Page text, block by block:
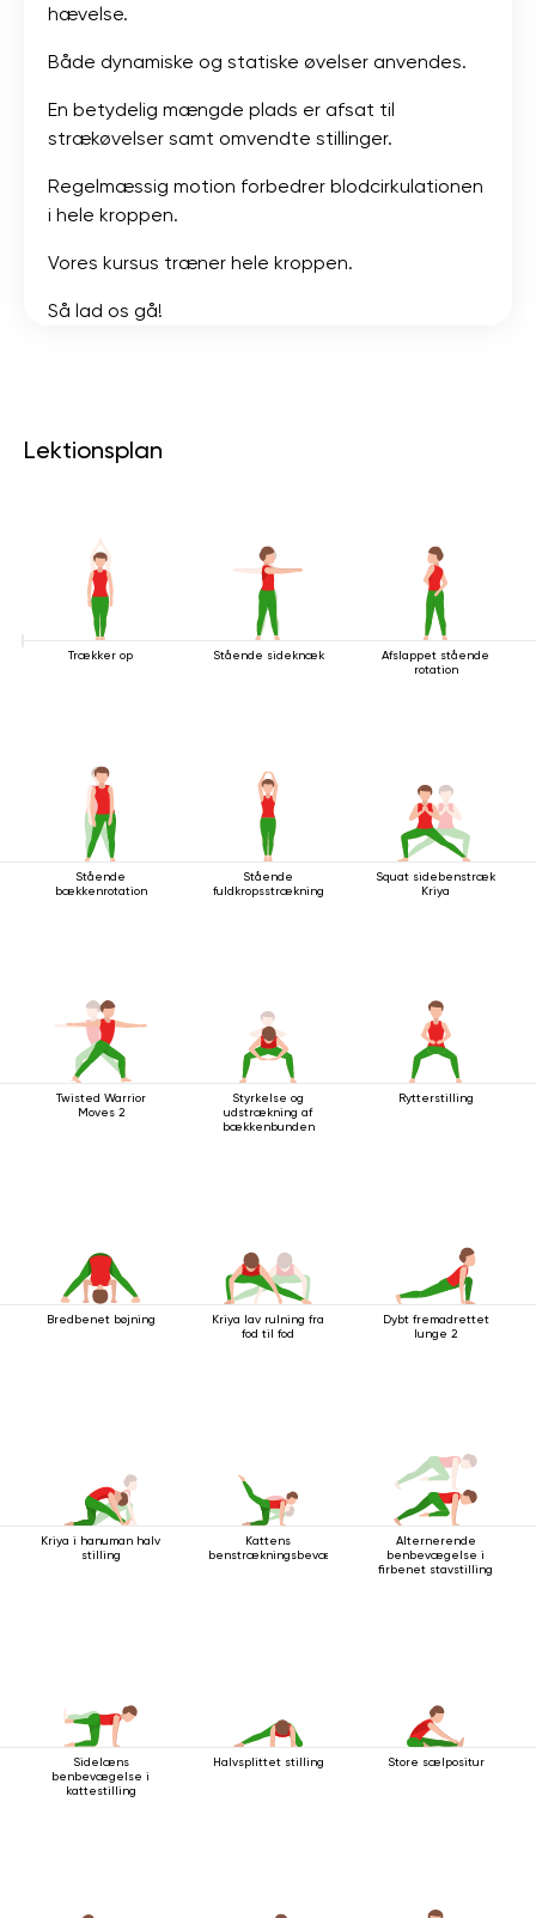
hævelse.
Både dynamiske og statiske øvelser anvendes.
En betydelig mængde plads er afsat til
strækøvelser samt omvendte stillinger.
Regelmæssig motion forbedrer blodcirkulationen
i hele kroppen.
Vores kursus træner hele kroppen.
Så lad os gå!
Lektionsplan
Trækker op Stående sideknæk
Afslappet stående
rotation
Stående
bækkenrotation
Stående
fuldkropsstrækning
Squat sidebenstræk
Kriya
Twisted Warrior
Moves 2
Styrkelse og
udstrækning af
bækkenbunden
Rytterstilling
Bredbenet bøjning
Kriya lav rulning fra
fod til fod
Dybt fremadrettet
lunge 2
Kriya i hanuman halv
stilling
Kattens
benstrækningsbevægelse
Alternerende
benbevægelse i
firbenet stavstilling
Sidelæns
benbevægelse i
kattestilling
Halvsplittet stilling Store sælpositur